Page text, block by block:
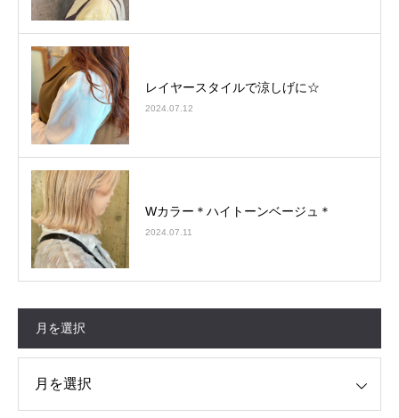
レイヤースタイルで涼しげに☆
2024.07.12
Wカラー＊ハイトーンベージュ＊
2024.07.11
月を選択